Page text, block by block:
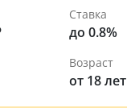
Ставка
до 0.8%
Возраст
от 18 лет